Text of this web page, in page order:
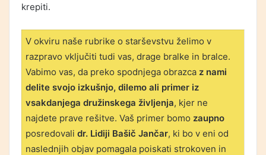
krepiti.
V okviru naše rubrike o starševstvu želimo v
razpravo vključiti tudi vas, drage bralke in bralce.
Vabimo vas, da preko spodnjega obrazca z nami
delite svojo izkušnjo, dilemo ali primer iz
vsakdanjega družinskega življenja, kjer ne
najdete prave rešitve. Vaš primer bomo zaupno
posredovali dr. Lidiji Bašič Jančar, ki bo v eni od
naslednjih objav pomagala poiskati strokoven in